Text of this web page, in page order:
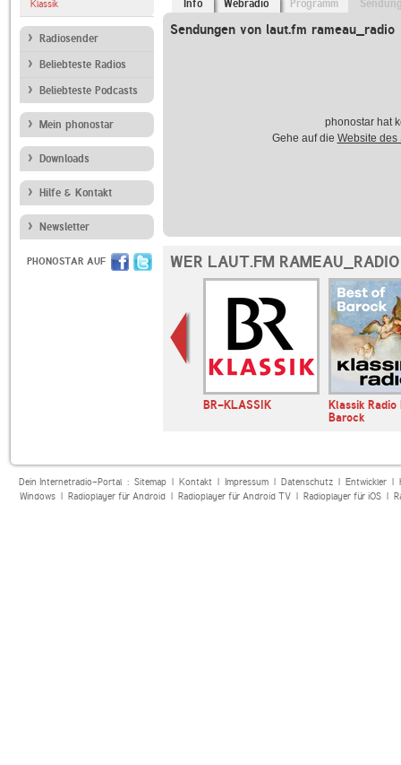
Klassik
Radiosender
Beliebteste Radios
Beliebteste Podcasts
Mein phonostar
Downloads
Hilfe & Kontakt
Newsletter
PHONOSTAR AUF
Info Webradio Programm
Sendungen von laut.fm rameau_radio
phonostar hat
Gehe auf die Website des
WER LAUT.FM
BR-KLASSIK
Klassik
Barock
Dein Internetradio-Portal : Sitemap| Kontakt| Impressum| Datenschutz| Entwickler|
Windows| Radioplayer für Android| Radioplayer für Android TV| Radioplayer für iOS|